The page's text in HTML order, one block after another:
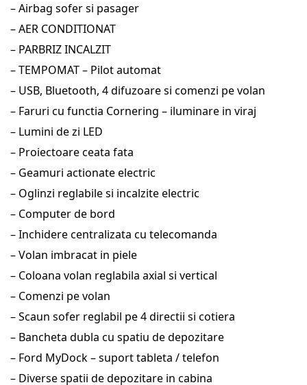
– Airbag sofer si pasager
– AER CONDITIONAT
– PARBRIZ INCALZIT
– TEMPOMAT – Pilot automat
– USB, Bluetooth, 4 difuzoare si comenzi pe volan
– Faruri cu functia Cornering – iluminare in viraj
– Lumini de zi LED
– Proiectoare ceata fata
– Geamuri actionate electric
– Oglinzi reglabile si incalzite electric
– Computer de bord
– Inchidere centralizata cu telecomanda
– Volan imbracat in piele
– Coloana volan reglabila axial si vertical
– Comenzi pe volan
– Scaun sofer reglabil pe 4 directii si cotiera
– Bancheta dubla cu spatiu de depozitare
– Ford MyDock – suport tableta / telefon
– Diverse spatii de depozitare in cabina